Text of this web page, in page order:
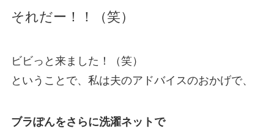
それだー！！（笑）
ビビっと来ました！（笑）
ということで、私は夫のアドバイスのおかげで、
ブラぽんをさらに洗濯ネットで